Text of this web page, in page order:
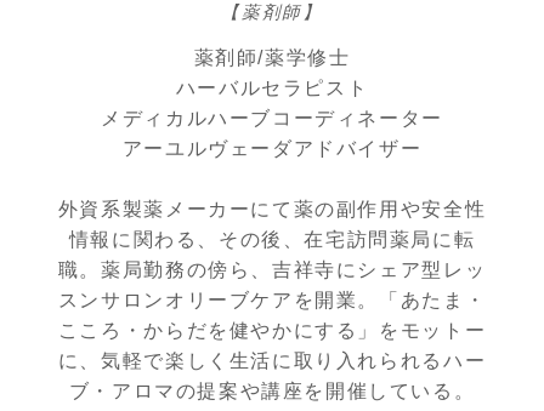
【薬剤師】
薬剤師/薬学修士
ハーバルセラピスト
メディカルハーブコーディネーター
アーユルヴェーダアドバイザー
外資系製薬メーカーにて薬の副作用や安全性
情報に関わる、その後、在宅訪問薬局に転
職。薬局勤務の傍ら、吉祥寺にシェア型レッ
スンサロンオリーブケアを開業。「あたま・
こころ・からだを健やかにする」をモットー
に、気軽で楽しく生活に取り入れられるハー
ブ・アロマの提案や講座を開催している。